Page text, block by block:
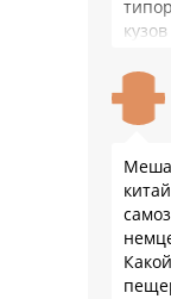
быть